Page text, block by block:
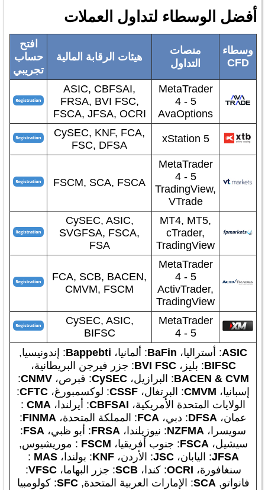
أفضل الوسطاء لتداول العملات
وسطاء
CFD
منصات
التداول
هيئات الرقابة المالية
افتح
حساب
تجريبي
MetaTrader
4 - 5
AvaOptions
ASIC, CBFSAI,
FRSA, BVI FSC,
FSCA, JFSA, OCRI
xStation 5
CySEC, KNF, FCA,
FSC, DFSA
MetaTrader
4 - 5
TradingView,
VTrade
FSCM, SCA, FSCA
MT4, MT5,
cTrader,
TradingView
CySEC, ASIC,
SVGFSA, FSCA,
FSA
MetaTrader
4 - 5
ActivTrader,
TradingView
FCA, SCB, BACEN,
CMVM, FSCM
MetaTrader
4 - 5
CySEC, ASIC,
BIFSC
ASIC: أستراليا، BaFin: ألمانيا، Bappebti: إندونيسيا,
BIFSC: بليز،BVI FSC: جزر فيرجن البريطانية،
BACEN & CVM: البرازيل،CySEC: قبرص،CNMV
:
إسبانيا، CMVM: البرتغال، CSSF: لوكسمبورغ، CFTC
:
الولايات المتحدة الأمريكية، CBFSAI: أيرلندا، CMA
:
عمان، DFSA: دبي، FCA: المملكة المتحدة، FINMA
:
سويسرا،
NZFMA : نيوزيلندا، FRSA: أبو ظبي، FSA
:
سيشيل،FSCA: جنوب أفريقيا، FSCM : موريشيوس,
JFSA: اليابان،JSC: الأردن،KNF: بولندا،MAS
:
سنغافورة، OCRI: كندا،SCB: جزر البهاما،VFSC
:
فانواتو,SCA: الإمارات العربية المتحدة,SFC: كولومبيا